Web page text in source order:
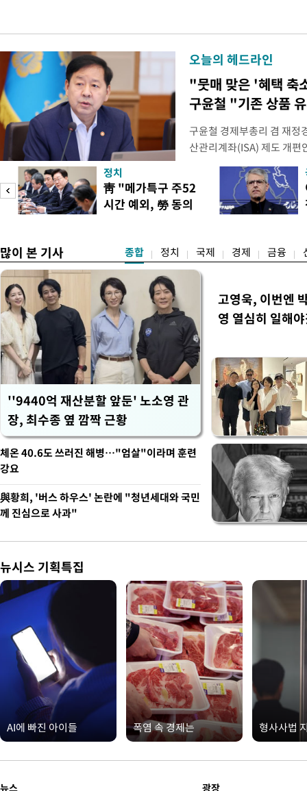
오늘의 헤드라인
"뭇매 맞은 '혜택 축
구윤철 "기존 상품
구윤철 경제부총리 겸 재
산관리계좌(ISA) 제도 개편
다"며 "국민 의견까지 수
토할 예정"이라고 밝혔다.
셜미디어(SNS) 엑스(X·옛
개편안은 지난 4일부터 오
정치
靑 "메가특구 주52
시간 예외, 勞 동의
많이 본 기사 종합 정치 국제 경제 금융
''9440억 재산분할 앞둔' 노소영 관
장, 최수종 옆 깜짝 근황
고영욱, 이번엔
영 열심히 일해
체온 40.6도 쓰러진 해병…"엄살"이라며 훈련
강요
與황희, '버스 하우스' 논란에 "청년세대와 국민
께 진심으로 사과"
뉴시스 기획특집
AI에 빠진 아이들 폭염 속 경제는 형사사법
뉴스 광장